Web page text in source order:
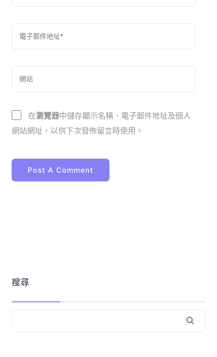
在瀏覽器中儲存顯示名稱、電子郵件地址及個人
網站網址，以供下次發佈留言時使用。
搜尋